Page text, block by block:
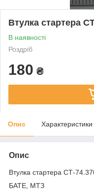
Втулка стартера
В наявності
Роздріб
180 ₴
Опис Характеристики
Опис
Втулка стартера СТ-
БАТЕ, МТЗ